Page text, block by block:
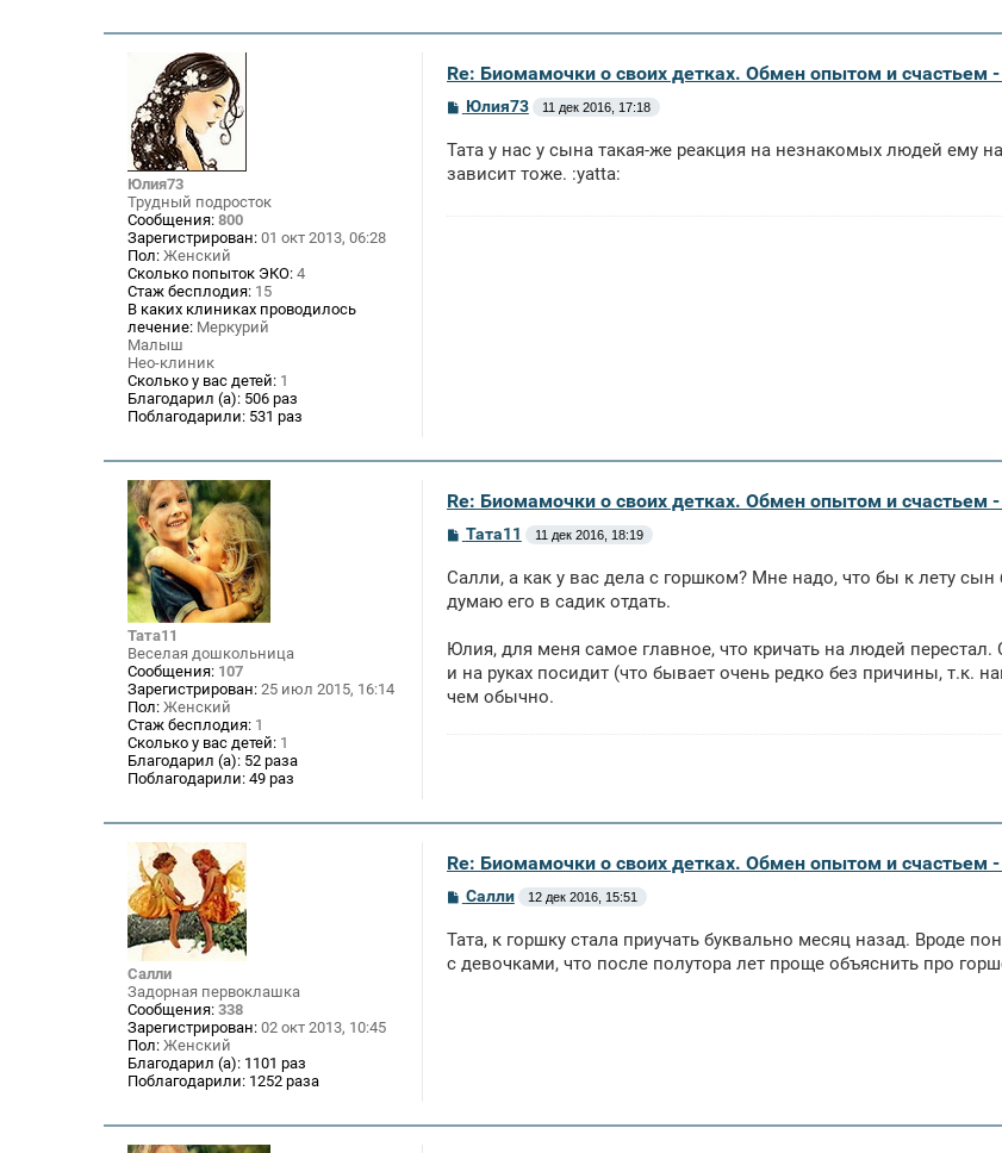
Юлия73
Трудный подросток
Сообщения: 800
Зарегистрирован: 01 окт 2013, 06:28
Пол: Женский
Сколько попыток ЭКО: 4
Стаж бесплодия: 15
В каких клиниках проводилось
лечение: Меркурий
Малыш
Нео-клиник
Сколько у вас детей: 1
Благодарил (а): 506 раз
Поблагодарили: 531 раз
Re: Биомамочки о своих детках. Обмен опытом и счастьем
С
б
щ
Юлия73 11 дек 2016, 17:18
Тата у нас у сына такая-же реакция на незнакомых людей ему
зависит тоже. :yatta:
Тата11
Веселая дошкольница
Сообщения: 107
Зарегистрирован: 25 июл 2015, 16:14
Пол: Женский
Стаж бесплодия: 1
Сколько у вас детей: 1
Благодарил (а): 52 раза
Поблагодарили: 49 раз
Re: Биомамочки о своих детках. Обмен опытом и счастьем
С
б
щ
е
и
Тата11 11 дек 2016, 18:19
Салли, а как у вас дела с горшком? Мне надо, что бы к лету
думаю его в садик отдать.
Юлия, для меня самое главное, что кричать на людей
и на руках посидит (что бывает очень редко без причины, т.к.
чем обычно.
Салли
Задорная первоклашка
Сообщения: 338
Зарегистрирован: 02 окт 2013, 10:45
Пол: Женский
Благодарил (а): 1101 раз
Поблагодарили: 1252 раза
Re: Биомамочки о своих детках. Обмен опытом и счастьем
С
б
щ
е
Салли 12 дек 2016, 15:51
Тата, к горшку стала приучать буквально месяц назад. Вроде
с девочками, что после полутора лет проще объяснить про